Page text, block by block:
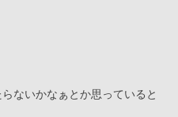
ないかなぁとか思っていると